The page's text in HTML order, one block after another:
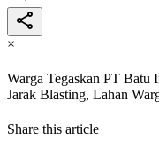
×
Warga Tegaskan PT
Jarak Blasting, Lahan
Share this article